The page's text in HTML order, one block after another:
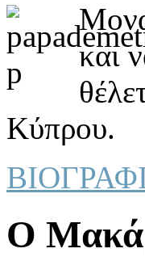
και
Κύπρου.
Ο